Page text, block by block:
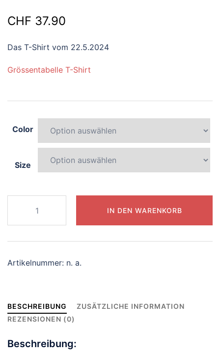
CHF 37.90
Das T-Shirt vom 22.5.2024
Grössentabelle T-Shirt
Color
Size
panda
Menge
IN DEN WARENKORB
Artikelnummer: n. a.
BESCHREIBUNG
ZUSÄTZLICHE INFORMATION
REZENSIONEN (0)
Beschreibung: